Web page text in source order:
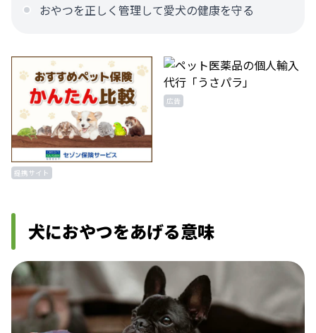
おやつを正しく管理して愛犬の健康を守る
提携サイト
広告
犬におやつをあげる意味